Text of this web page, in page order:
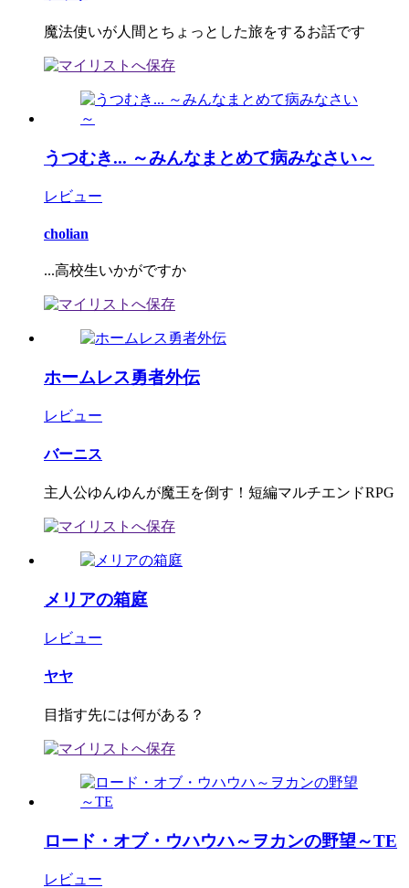
魔法使いが人間とちょっとした旅をするお話です
うつむき... ～みんなまとめて病みなさい～
レビュー
cholian
...高校生いかがですか
ホームレス勇者外伝
レビュー
バーニス
主人公ゆんゆんが魔王を倒す！短編マルチエンドRPG
メリアの箱庭
レビュー
ヤヤ
目指す先には何がある？
ロード・オブ・ウハウハ～ヲカンの野望～TE
レビュー